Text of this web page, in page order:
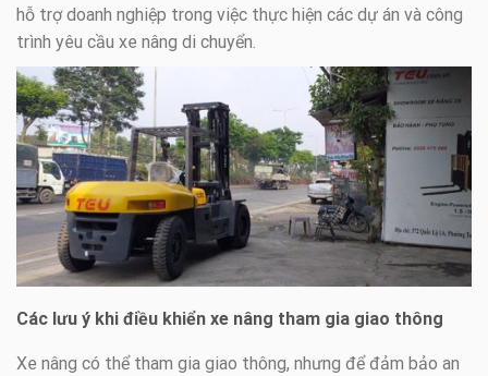
hỗ trợ doanh nghiệp trong việc thực hiện các dự án và công
trình yêu cầu xe nâng di chuyển.
Các lưu ý khi điều khiển xe nâng tham gia giao thông
Xe nâng có thể tham gia giao thông, nhưng để đảm bảo an